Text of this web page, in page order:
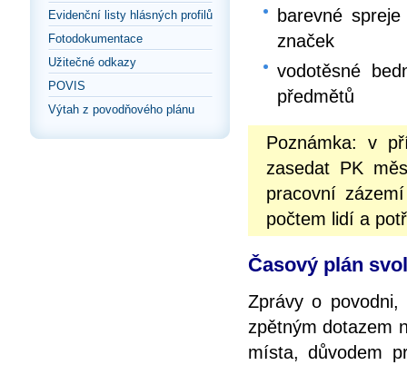
Evidenční listy hlásných profilů
Fotodokumentace
Užitečné odkazy
POVIS
Výtah z povodňového plánu
barevné
značek
vodotěsné
předmětů
Poznámka: v
zasedat PK
pracovní
počtem lidí a
Časový plán
Zprávy o
zpětným dotazem
místa, důvodem